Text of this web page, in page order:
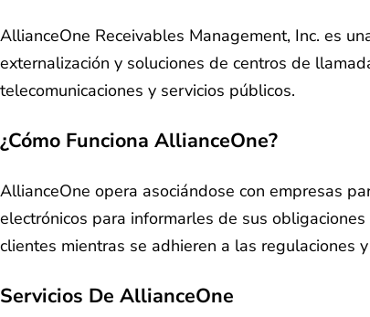
AllianceOne Receivables Management, Inc. es
externalización y soluciones de centros de
telecomunicaciones y servicios públicos.
¿Cómo Funciona AllianceOne?
AllianceOne opera asociándose con empresas
electrónicos para informarles de sus
clientes mientras se adhieren a las regulaciones
Servicios De AllianceOne